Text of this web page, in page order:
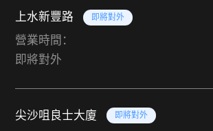
上水新豐路 即將對外
營業時間：
即將對外
尖沙咀良士大廈 即將對外